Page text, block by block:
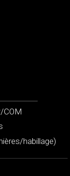
COM
habillage)